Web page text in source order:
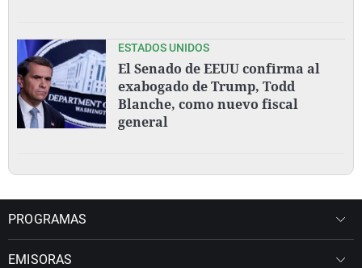
ESTADOS UNIDOS
El Senado de EEUU confirma al
exabogado de Trump, Todd
Blanche, como nuevo fiscal
general
PROGRAMAS
EMISORAS